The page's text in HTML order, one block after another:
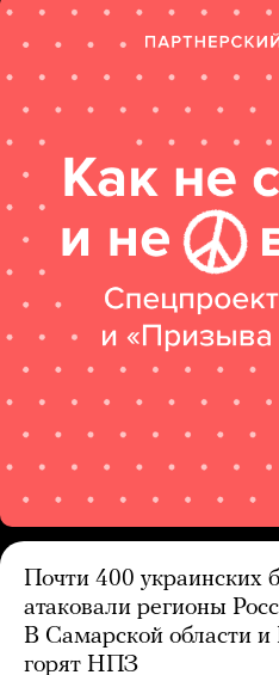
Почти 400 украинских
атаковали регионы
В Самарской области и
горят НПЗ